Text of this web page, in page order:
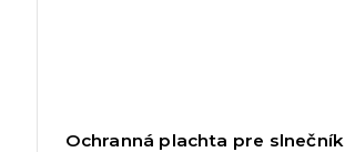
Ochranná plachta pre slnečník